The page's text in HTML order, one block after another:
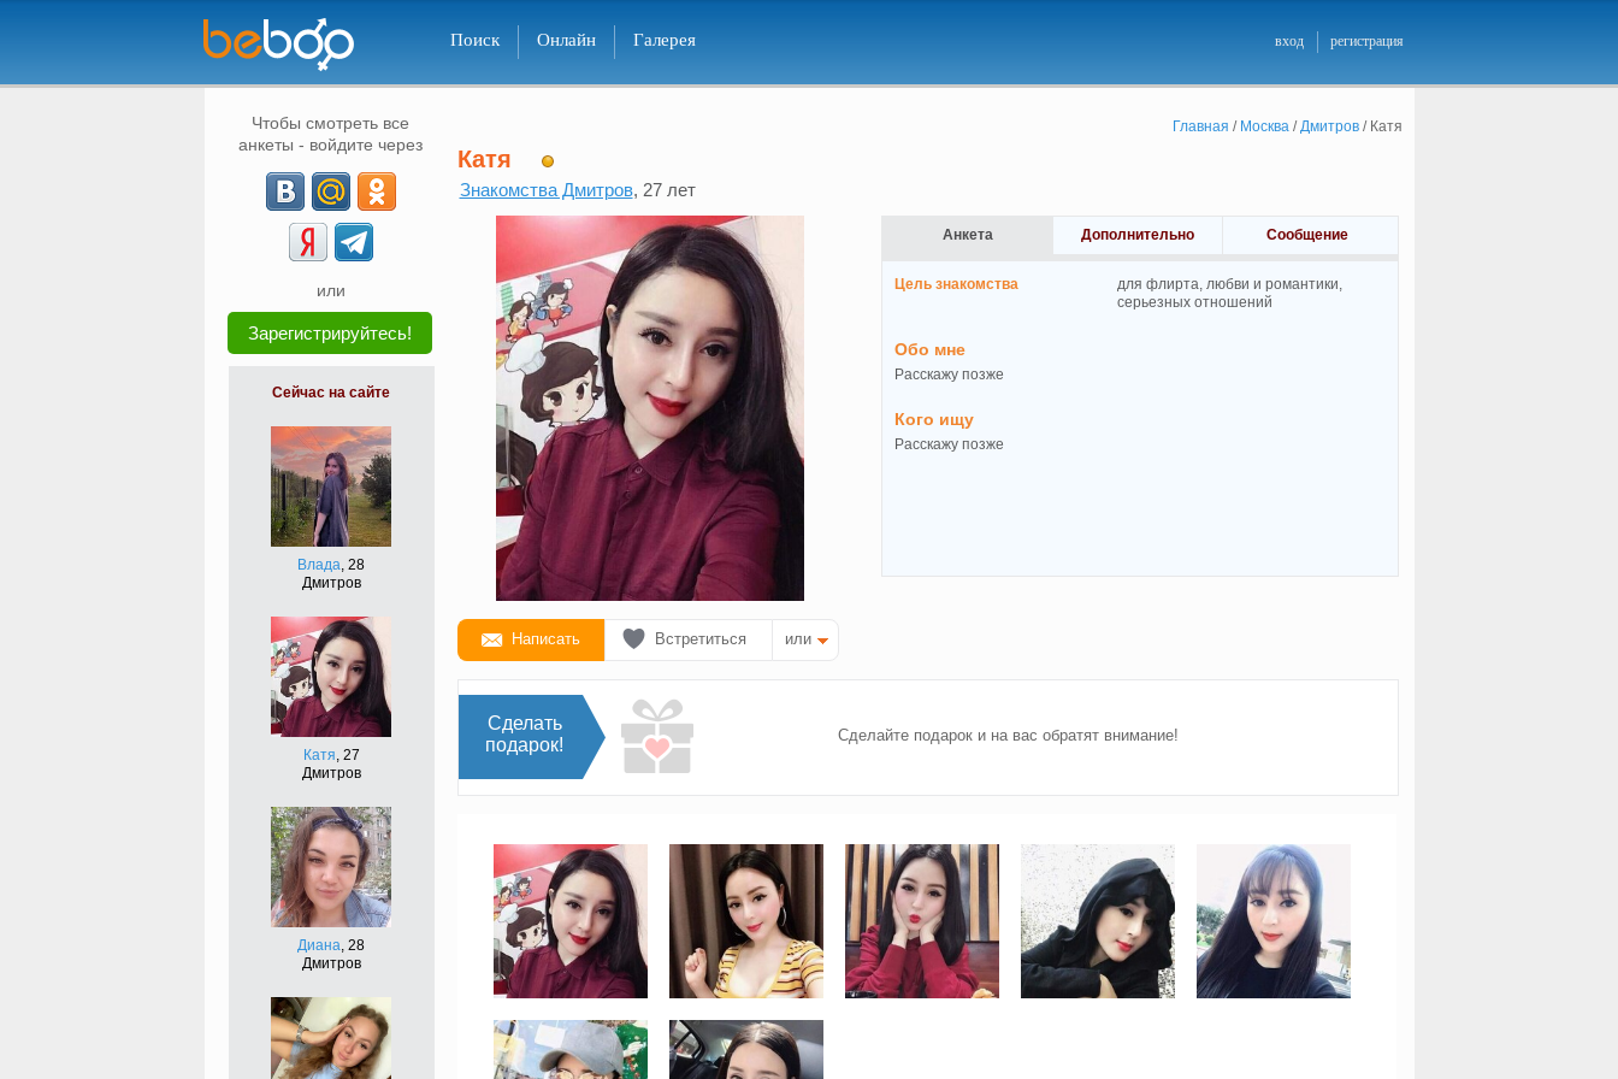
Поиск Онлайн Галерея вход регистрация
Чтобы смотреть все
анкеты - войдите через
или
Зарегистрируйтесь!
Сейчас на сайте
Влада, 28
Дмитров
Катя, 27
Дмитров
Диана, 28
Дмитров
Главная / Москва/Дмитров/ Катя
Катя
Знакомства Дмитров, 27 лет
Написать Встретиться или
Анкета Дополнительно Сообщение
Цель знакомства
для флирта, любви и романтики,
cерьезных отношений
Обо мне
Расскажу позже
Кого ищу
Расскажу позже
Сделать
подарок!
Сделайте подарок и на вас обратят внимание!